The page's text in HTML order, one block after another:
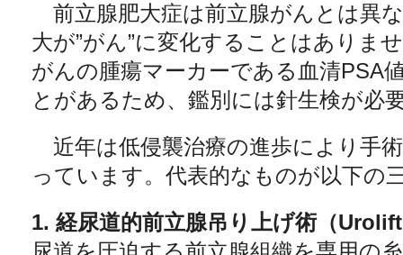
前立腺肥大症は前立腺がんとは異
大が”がん”に変化することはありま
がんの腫瘍マーカーである血清PSA
とがあるため、鑑別には針生検が必
近年は低侵襲治療の進歩により手
っています。代表的なものが以下の
1. 経尿道的前立腺吊り上げ術（